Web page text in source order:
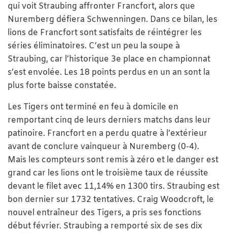
qui voit Straubing affronter Francfort, alors que
Nuremberg défiera Schwenningen. Dans ce bilan, les
lions de Francfort sont satisfaits de réintégrer les
séries éliminatoires. C’est un peu la soupe à
Straubing, car l’historique 3e place en championnat
s’est envolée. Les 18 points perdus en un an sont la
plus forte baisse constatée.
Les Tigers ont terminé en feu à domicile en
remportant cinq de leurs derniers matchs dans leur
patinoire. Francfort en a perdu quatre à l’extérieur
avant de conclure vainqueur à Nuremberg (0-4).
Mais les compteurs sont remis à zéro et le danger est
grand car les lions ont le troisième taux de réussite
devant le filet avec 11,14% en 1300 tirs. Straubing est
bon dernier sur 1732 tentatives. Craig Woodcroft, le
nouvel entraîneur des Tigers, a pris ses fonctions
début février. Straubing a remporté six de ses dix